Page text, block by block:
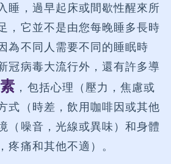
睡，過早起床或間歇性醒來所
，它並不是由您每晚睡多長時
為不同人需要不同的睡眠時
冠病毒大流行外，還有許多導
，包括心理（壓力，焦慮或
式（時差，飲用咖啡因或其他
（噪音，光線或異味）和身體
疼痛和其他不適）。